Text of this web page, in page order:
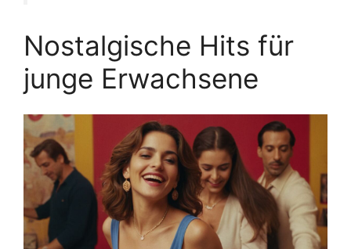
Nostalgische Hits für
junge Erwachsene